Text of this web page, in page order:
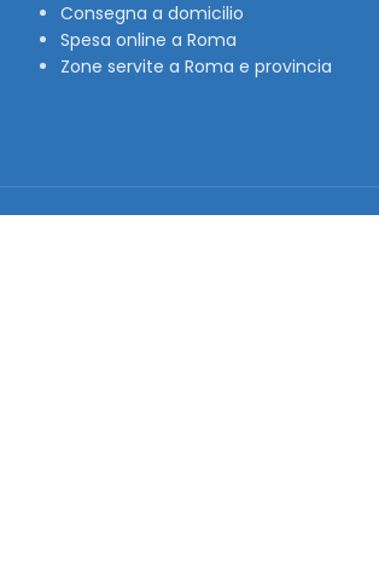
Consegna a domicilio
Spesa online a Roma
Zone servite a Roma e provincia